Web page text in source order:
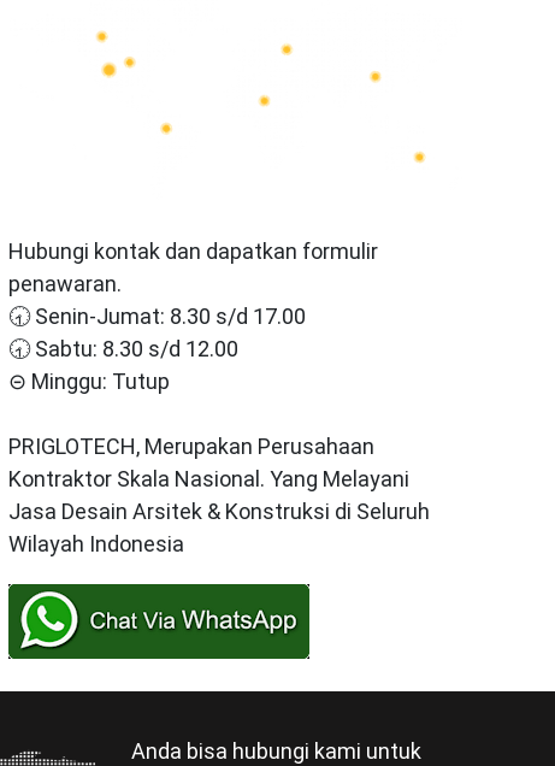
Hubungi kontak dan dapatkan formulir
penawaran.
🕣 Senin-Jumat: 8.30 s/d 17.00
🕣 Sabtu: 8.30 s/d 12.00
⊝ Minggu: Tutup
PRIGLOTECH, Merupakan Perusahaan
Kontraktor Skala Nasional. Yang Melayani
Jasa Desain Arsitek & Konstruksi di Seluruh
Wilayah Indonesia
Anda bisa hubungi kami untuk